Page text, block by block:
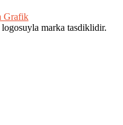
Grafik
logosuyla marka tasdiklidir.